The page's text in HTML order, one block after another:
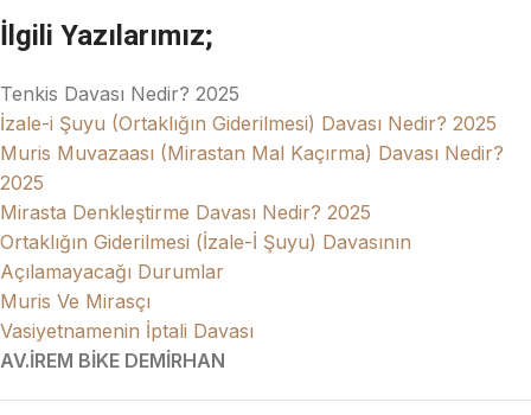
İlgili Yazılarımız;
Tenkis Davası Nedir? 2025
İzale-i Şuyu (Ortaklığın Giderilmesi) Davası Nedir? 2025
Muris Muvazaası (Mirastan Mal Kaçırma) Davası Nedir?
2025
Mirasta Denkleştirme Davası Nedir? 2025
Ortaklığın Giderilmesi (İzale-İ Şuyu) Davasının
Açılamayacağı Durumlar
Muris Ve Mirasçı
Vasiyetnamenin İptali Davası
AV.İREM BİKE DEMİRHAN